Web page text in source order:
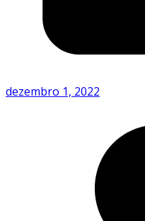
dezembro 1, 2022